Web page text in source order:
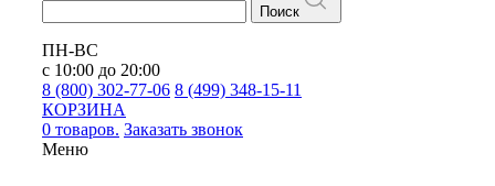
Поиск
ПН-ВС
с 10:00 до 20:00
8 (800) 302-77-06 8 (499) 348-15-11
КОРЗИНА
0 товаров. Заказать звонок
Меню